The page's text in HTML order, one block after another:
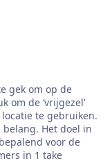
gek om op de
om de ‘vrijgezel’
te gebruiken.
belang. Het doel in
voor de
in 1 take